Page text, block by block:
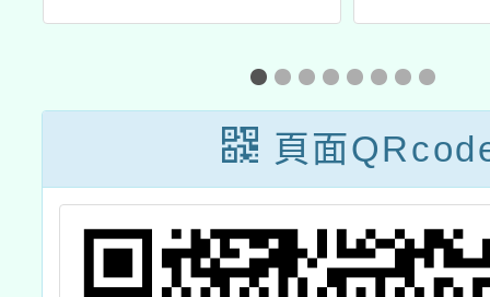
教師增能工作坊-
排灣族場次
（客
支援
頁面